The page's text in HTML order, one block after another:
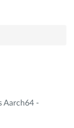
Aarch64 -